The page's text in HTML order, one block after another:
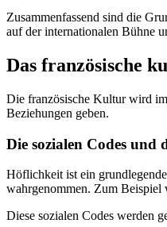
Zusammenfassend sind die
auf der internationalen Bühne
Das französische
Die französische Kultur wird
Beziehungen geben.
Die sozialen Codes und
Höflichkeit ist ein
wahrgenommen. Zum Beispiel
Diese sozialen Codes werden